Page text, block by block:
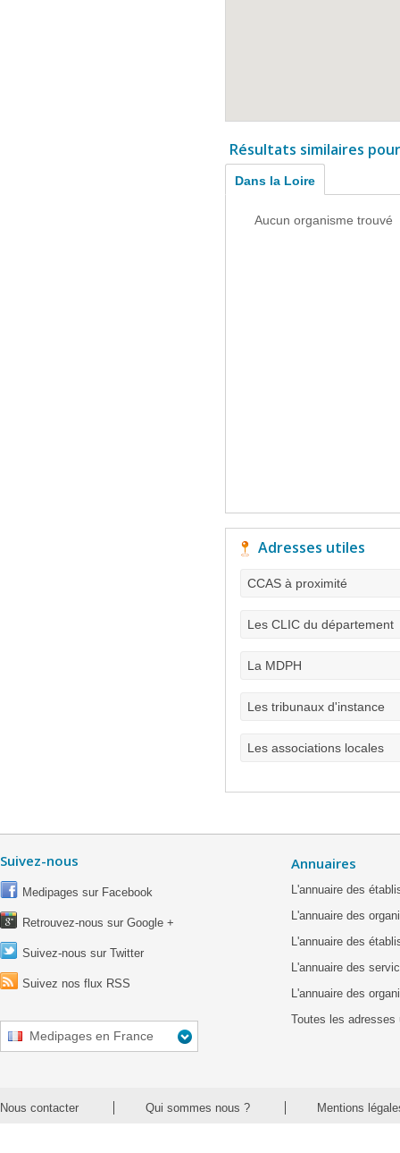
Résultats similaires
Dans la Loire
Aucun organisme trouvé
Adresses utiles
CCAS à proximité
Les CLIC du département
La MDPH
Les tribunaux d'instance
Les associations locales
Suivez-nous
Medipages sur Facebook
Retrouvez-nous sur Google +
Suivez-nous sur Twitter
Suivez nos flux RSS
Medipages en France
Annuaires
L'annuaire des
L'annuaire des
L'annuaire des
L'annuaire des
L'annuaire des
Toutes les adresses
Nous contacter Qui sommes nous ? Mentions